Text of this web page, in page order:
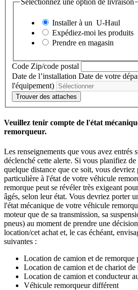
Sélectionnez une option de livraison
Installer à un U-Haul
Expédiez-moi les produits
Prendre en magasin
Code Zip/code postal
Date de l’installation Date de votre
l'équipement)
Trouver des attaches
Veuillez tenir compte de l'état
remorqueur.
Les renseignements que vous avez entrés
déclenché cette alerte. Si vous planifiez
quelque distance que ce soit, vous devriez
particulière à l'état de votre véhicule
remorque peut se révéler très exigeant
âgés, selon leur état. Vous devriez porter
l'état mécanique de votre véhicule
moteur que de sa transmission, sa
pneus) au moment de prendre une
location/cet achat et, le cas échéant,
suivantes :
Location de camion et de remorque
Location de camion et de chariot de
Location de camion et conducteur
Véhicule remorqueur différent